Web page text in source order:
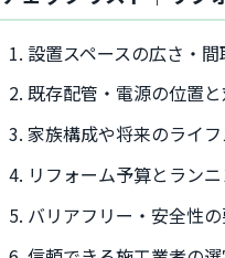
設置スペースの広さ・間
既存配管・電源の位置
家族構成や将来のライ
リフォーム予算とラン
バリアフリー・安全性